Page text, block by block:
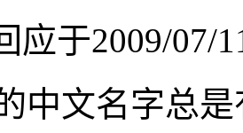
应于2009/07/
中文名字总